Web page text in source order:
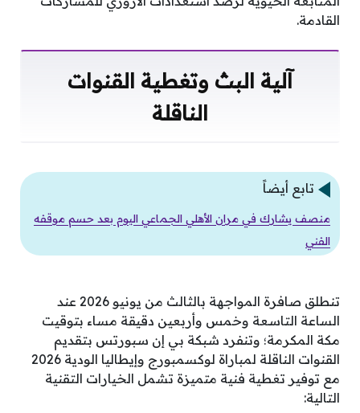
القادمة.
آلية البث وتغطية القنوات
الناقلة
تابع أيضاً
منصف يشارك في مران الأهلي الجماعي اليوم بعد حسم موقفه
الفني
تنطلق صافرة المواجهة بالثالث من يونيو 2026 عند
الساعة التاسعة وخمس وأربعين دقيقة مساء بتوقيت
مكة المكرمة؛ وتنفرد شبكة بي إن سبورتس بتقديم
القنوات الناقلة لمباراة لوكسمبورج وإيطاليا الودية 2026
مع توفير تغطية فنية متميزة تشمل الخيارات التقنية
التالية: